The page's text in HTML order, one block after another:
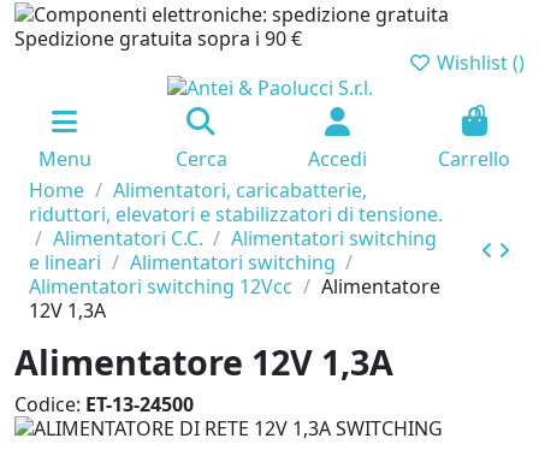
Spedizione gratuita sopra i 90 €
Wishlist ()
Menu Cerca Accedi
0
Carrello
Home
Alimentatori, caricabatterie,
riduttori, elevatori e stabilizzatori di tensione.
Alimentatori C.C.
Alimentatori switching
e lineari
Alimentatori switching
Alimentatori switching 12Vcc
Alimentatore
12V 1,3A
Alimentatore 12V 1,3A
Codice: ET-13-24500